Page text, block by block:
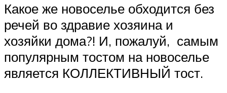
Какое же новоселье обходится без
речей во здравие хозяина и
хозяйки дома?! И, пожалуй, самым
популярным тостом на новоселье
является КОЛЛЕКТИВНЫЙ тост.